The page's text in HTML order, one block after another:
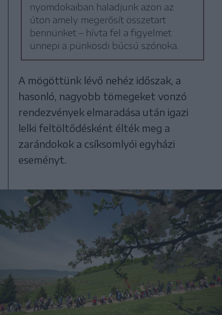
nyomdokaiban haladjunk azon az
úton amely megerősít összetart
bennünket – hívta fel a figyelmet
ünnepi a pünkösdi búcsú szónoka.
A mögöttünk lévő nehéz időszak, a
hasonló, nagyobb tömegeket vonzó
rendezvények elmaradása után igazi
lelki feltöltődésként élték meg a
zarándokok a csíksomlyói egyházi
eseményt.